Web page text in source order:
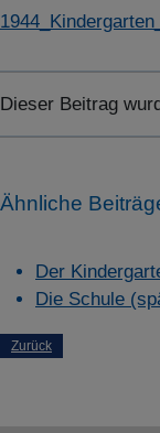
Dieser Beitrag
Ähnliche
Der
Die Schule
Zurück